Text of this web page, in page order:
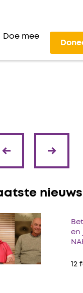
Doe mee
nieuws
en
12